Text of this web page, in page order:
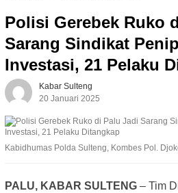
Polisi Gerebek Ruko
Sarang Sindikat
Investasi, 21 Pelaku
Kabar Sulteng
20 Januari 2025
Kabidhumas Polda Sulteng, Kombes Pol.
PALU, KABAR SULTENG – Tim